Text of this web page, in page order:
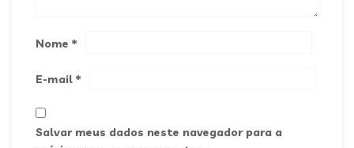
Nome *
E-mail *
Salvar meus dados neste navegador para a